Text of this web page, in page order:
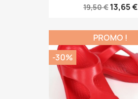
19,50 € 13,65 €
PROMO !
-30%